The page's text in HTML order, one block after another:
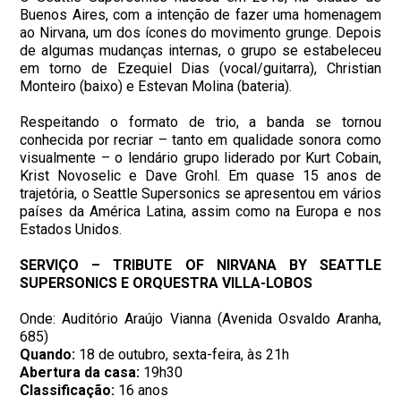
Buenos Aires, com a intenção de fazer uma homenagem
ao Nirvana, um dos ícones do movimento grunge. Depois
de algumas mudanças internas, o grupo se estabeleceu
em torno de Ezequiel Dias (vocal/guitarra), Christian
Monteiro (baixo) e Estevan Molina (bateria).
Respeitando o formato de trio, a banda se tornou
conhecida por recriar – tanto em qualidade sonora como
visualmente – o lendário grupo liderado por Kurt Cobain,
Krist Novoselic e Dave Grohl. Em quase 15 anos de
trajetória, o Seattle Supersonics se apresentou em vários
países da América Latina, assim como na Europa e nos
Estados Unidos.
SERVIÇO – TRIBUTE OF NIRVANA BY SEATTLE
SUPERSONICS E ORQUESTRA VILLA-LOBOS
Onde: Auditório Araújo Vianna (Avenida Osvaldo Aranha,
685)
Quando: 18 de outubro, sexta-feira, às 21h
Abertura da casa: 19h30
Classificação: 16 anos